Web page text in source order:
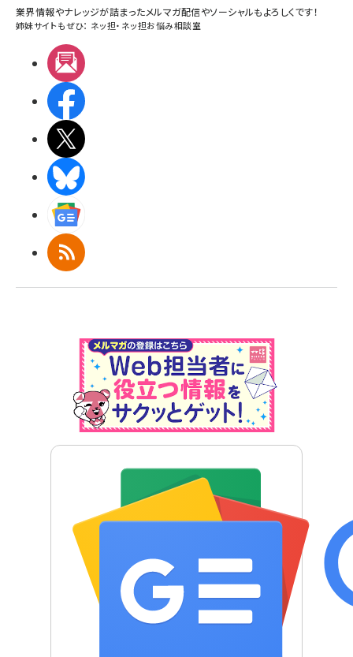
業界情報やナレッジが詰まったメルマガ配信やソーシャルもよろしくです！
姉妹サイトもぜひ： ネッ担・ ネッ担お悩み相談室
RSS